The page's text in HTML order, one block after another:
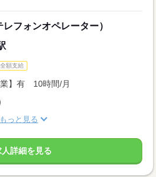
フォンオペレーター）
額支給
】有 10時間/月
もっと見る
人詳細を見る